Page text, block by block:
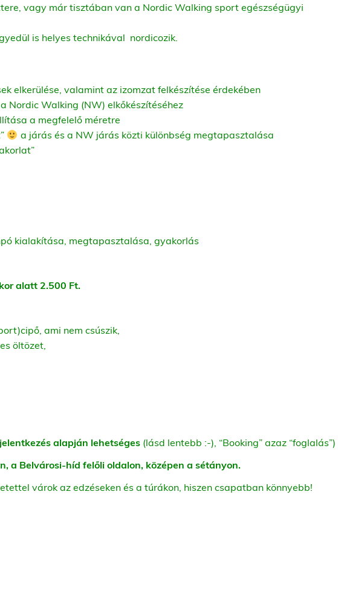
vagy már tisztában van a Nordic Walking sport egészségügyi
is helyes technikával nordicozik.
elkerülése, valamint az izomzat felkészítése érdekében
Nordic Walking (NW) elkőkészítéséhez
a megfelelő méretre
a járás és a NW járás közti különbség megtapasztalása
kialakítása, megtapasztalása, gyakorlás
alatt 2.500 Ft.
ami nem csúszik,
öltözet,
alapján lehetséges (lásd lentebb :-), “Booking” azaz “foglalás”)
a Belvárosi-híd felőli oldalon, középen a sétányon.
várok az edzéseken és a túrákon, hiszen csapatban könnyebb!